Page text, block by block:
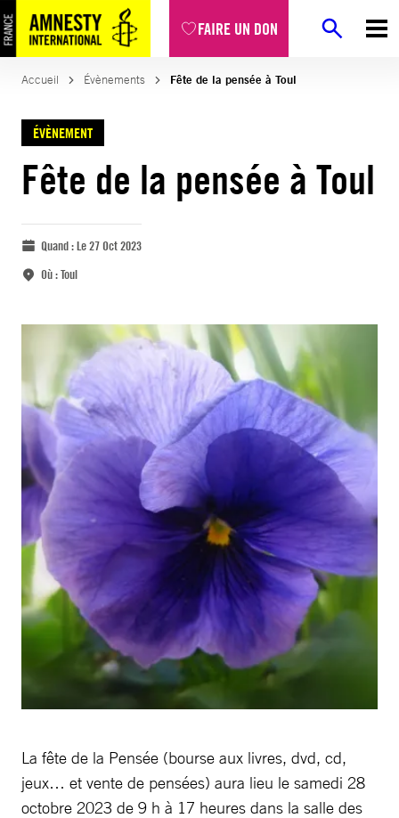
FAIRE UN DON
Accueil Évènements Fête de la pensée à Toul
ÉVÈNEMENT
Fête de la pensée à Toul
Quand :Le 27 Oct 2023
Où :Toul
La fête de la Pensée (bourse aux livres, dvd, cd,
jeux… et vente de pensées) aura lieu le samedi 28
octobre 2023 de 9 h à 17 heures dans la salle des